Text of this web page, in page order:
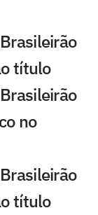
título
no
título